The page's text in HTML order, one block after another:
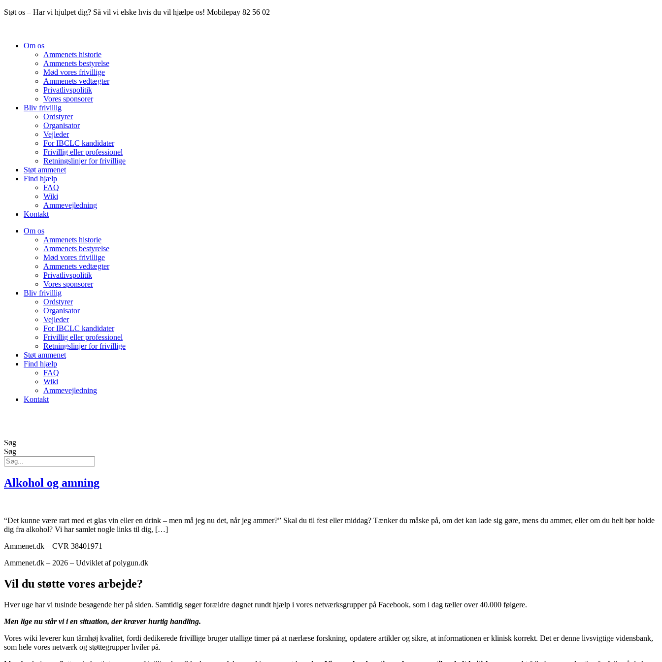
Videre
Støt os – Har vi hjulpet dig? Så vil vi elske hvis du vil hjælpe os! Mobilepay 82 56 02
Om os
Ammenets historie
Ammenets bestyrelse
Mød vores frivillige
Ammenets vedtægter
Privatlivspolitik
Vores sponsorer
Bliv frivillig
Ordstyrer
Organisator
Vejleder
For IBCLC kandidater
Frivillig eller professionel
Retningslinjer for frivillige
Støt ammenet
Find hjælp
FAQ
Wiki
Ammevejledning
Kontakt
Om os
Ammenets historie
Ammenets bestyrelse
Mød vores frivillige
Ammenets vedtægter
Privatlivspolitik
Vores sponsorer
Bliv frivillig
Ordstyrer
Organisator
Vejleder
For IBCLC kandidater
Frivillig eller professionel
Retningslinjer for frivillige
Støt ammenet
Find hjælp
FAQ
Wiki
Ammevejledning
Kontakt
Søg
Søg
Alkohol og amning
“Det kunne være rart med et glas vin eller en drink – men må jeg nu det, når jeg ammer?” Skal du til fest eller middag? Tænker du måske på, om det kan lade sig gøre, mens du ammer, eller om du helt bør holde
dig fra alkohol? Vi har samlet nogle links til dig, […]
Ammenet.dk – CVR 38401971
Ammenet.dk – 2026 – Udviklet af polygun.dk
Vil du støtte vores arbejde?
Hver uge har vi tusinde besøgende her på siden. Samtidig søger forældre døgnet rundt hjælp i vores netværksgrupper på Facebook, som i dag tæller over 40.000 følgere.
Men lige nu står vi i en situation, der kræver hurtig handling.
Vores wiki leverer kun tårnhøj kvalitet, fordi dedikerede frivillige bruger utallige timer på at nærlæse forskning, opdatere artikler og sikre, at informationen er klinisk korrekt. Det er denne livsvigtige vidensbank,
som hele vores netværk og støttegrupper hviler på.